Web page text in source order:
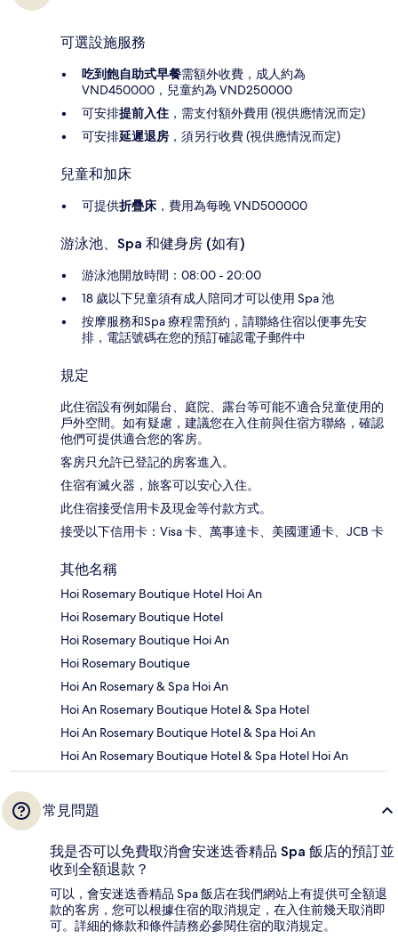
可選設施服務
吃到飽自助式早餐需額外收費，成人約為
VND450000，兒童約為 VND250000
可安排提前入住 ，需支付額外費用 (視供應情況而定)
可安排延遲退房 ，須另行收費 (視供應情況而定)
兒童和加床
可提供折疊床 ，費用為每晚 VND500000
游泳池、Spa 和健身房 (如有)
游泳池開放時間：08:00 - 20:00
18 歲以下兒童須有成人陪同才可以使用 Spa 池
按摩服務和Spa 療程需預約，請聯絡住宿以便事先安
排，電話號碼在您的預訂確認電子郵件中
規定
此住宿設有例如陽台、庭院、露台等可能不適合兒童使用的
戶外空間。如有疑慮，建議您在入住前與住宿方聯絡，確認
他們可提供適合您的客房。
客房只允許已登記的房客進入。
住宿有滅火器，旅客可以安心入住。
此住宿接受信用卡及現金等付款方式。
接受以下信用卡：Visa 卡、萬事達卡、美國運通卡、JCB 卡
其他名稱
Hoi Rosemary Boutique Hotel Hoi An
Hoi Rosemary Boutique Hotel
Hoi Rosemary Boutique Hoi An
Hoi Rosemary Boutique
Hoi An Rosemary & Spa Hoi An
Hoi An Rosemary Boutique Hotel & Spa Hotel
Hoi An Rosemary Boutique Hotel & Spa Hoi An
Hoi An Rosemary Boutique Hotel & Spa Hotel Hoi An
常見問題
我是否可以免費取消會安迷迭香精品 Spa 飯店的預訂並
收到全額退款？
可以，會安迷迭香精品 Spa 飯店在我們網站上有提供可全額退
款的客房，您可以根據住宿的取消規定，在入住前幾天取消即
可。詳細的條款和條件請務必參閱住宿的取消規定。